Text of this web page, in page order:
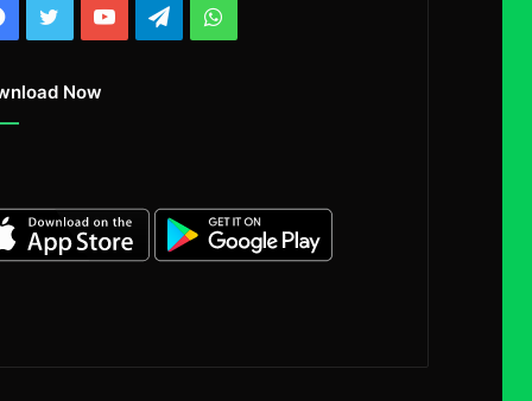
Facebook
TwitterYouTubeTelegramWhatsApp
Now